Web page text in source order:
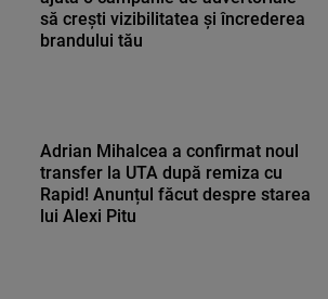
să crești vizibilitatea și încrederea
brandului tău
Adrian Mihalcea a confirmat noul
transfer la UTA după remiza cu
Rapid! Anunțul făcut despre starea
lui Alexi Pitu